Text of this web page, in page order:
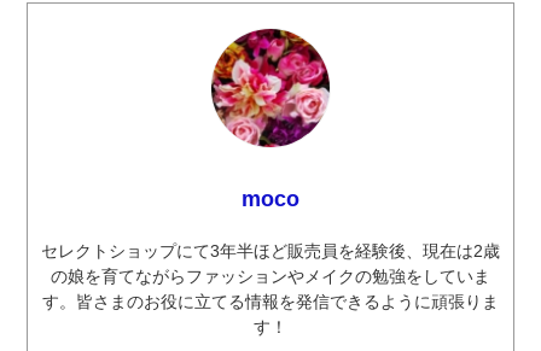
moco
セレクトショップにて3年半ほど販売員を経験後、現在は2歳
の娘を育てながらファッションやメイクの勉強をしていま
す。皆さまのお役に立てる情報を発信できるように頑張りま
す！